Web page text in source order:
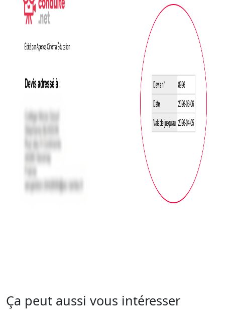
Ça peut aussi vous intéresser